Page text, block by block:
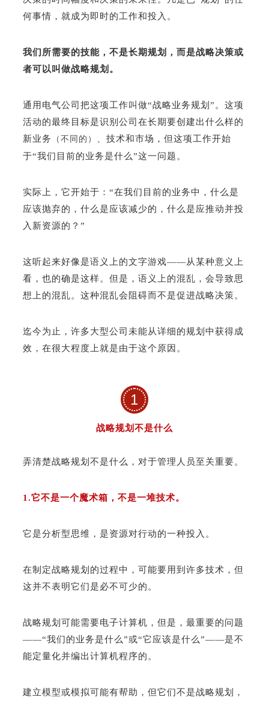
何事情，就成为即时的工作和投入。
我们所需要的技能，不是长期规划，而是战略决策或
者可以叫做战略规划。
通用电气公司把这项工作叫做“战略业务规划”。这项
活动的最终目标是识别公司在长期要创建出什么样的
新业务
（不同的）
、技术和市场，但这项工作开始
于“我们目前的业务是什么”这一问题。
实际上，它开始于：“在我们目前的业务中，什么是
应该抛弃的，什么是应该减少的，什么是应推动并投
入新资源的？”
这听起来好像是语义上的文字游戏——从某种意义上
看，也的确是这样。但是，语义上的混乱，会导致思
想上的混乱。这种混乱会阻碍而不是促进战略决策。
迄今为止，许多大型公司未能从详细的规划中获得成
效，在很大程度上就是由于这个原因。
1
战略规划不是什么
弄清楚战略规划不是什么，对于管理人员至关重要。
1.它不是一个魔术箱，不是一堆技术。
它是分析型思维，是资源对行动的一种投入。
在制定战略规划的过程中，可能要用到许多技术，但
这并不表明它们是必不可少的。
战略规划可能需要电子计算机，但是，最重要的问题
——“我们的业务是什么”或“它应该是什么”——是不
能定量化并编出计算机程序的。
建立模型或模拟可能有帮助，但它们不是战略规划，